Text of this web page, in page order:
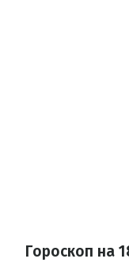
Гороскоп на